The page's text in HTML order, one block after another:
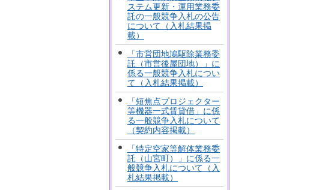
ステム更新・運用業務委
託の一般競争入札の公告
について（入札結果掲
載）
「市営団地鳩駆除業務委
託（市営後屋団地）」に
係る一般競争入札につい
て（入札結果掲載）
「短焦点プロジェクター
等機器一式賃貸借」に係
る一般競争入札について
（契約内容掲載）
「特定空家等解体業務委
託（山宮町）」に係る一
般競争入札について（入
札結果掲載）